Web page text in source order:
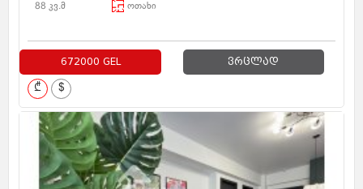
88 კვ.მ ოთახი
672000 GEL ვრცლად
₾ $